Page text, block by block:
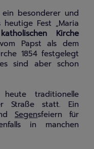
besonderer und
Fest „Maria
katholischen Kirche
Papst als dem
1854 festgelegt
sind aber schon
traditionelle
Straße statt. Ein
Segensfeiern für
in manchen